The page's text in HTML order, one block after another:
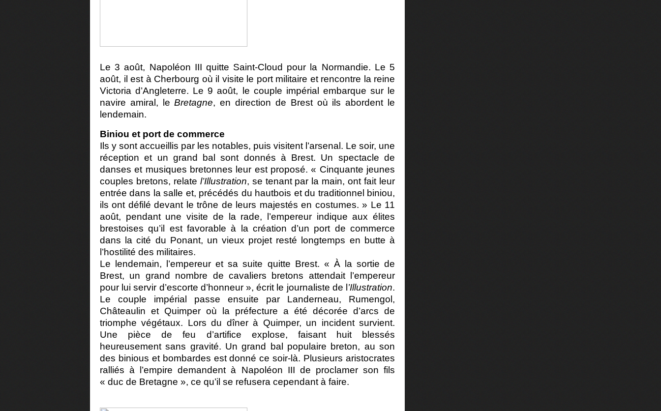
Le 3 août, Napoléon III quitte Saint-Cloud pour la Normandie. Le 5
août, il est à Cherbourg où il visite le port militaire et rencontre la reine
Victoria d’Angleterre. Le 9 août, le couple impérial embarque sur le
navire amiral, leBretagne, en direction de Brest où ils abordent le
lendemain.
Biniou et port de commerce
Ils y sont accueillis par les notables, puis visitent l’arsenal. Le soir, une
réception et un grand bal sont donnés à Brest. Un spectacle de
danses et musiques bretonnes leur est proposé. « Cinquante jeunes
couples bretons, relate l’Illustration, se tenant par la main, ont fait leur
entrée dans la salle et, précédés du hautbois et du traditionnel biniou,
ils ont défilé devant le trône de leurs majestés en costumes. » Le 11
août, pendant une visite de la rade, l’empereur indique aux élites
brestoises qu’il est favorable à la création d’un port de commerce
dans la cité du Ponant, un vieux projet resté longtemps en butte à
l’hostilité des militaires.
Le lendemain, l’empereur et sa suite quitte Brest. « À la sortie de
Brest, un grand nombre de cavaliers bretons attendait l’empereur
pour lui servir d’escorte d’honneur », écrit le journaliste de l ’Illustration.
Le couple impérial passe ensuite par Landerneau, Rumengol,
Châteaulin et Quimper où la préfecture a été décorée d’arcs de
triomphe végétaux. Lors du dîner à Quimper, un incident survient.
Une pièce de feu d’artifice explose, faisant huit blessés
heureusement sans gravité. Un grand bal populaire breton, au son
des binious et bombardes est donné ce soir-là. Plusieurs aristocrates
ralliés à l’empire demandent à Napoléon III de proclamer son fils
« duc de Bretagne », ce qu’il se refusera cependant à faire.